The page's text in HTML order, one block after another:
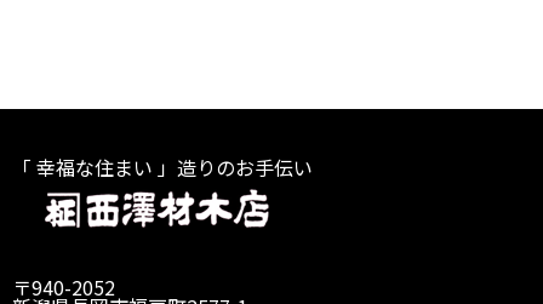
「 幸福な住まい 」造りのお手伝い
〒940-2052